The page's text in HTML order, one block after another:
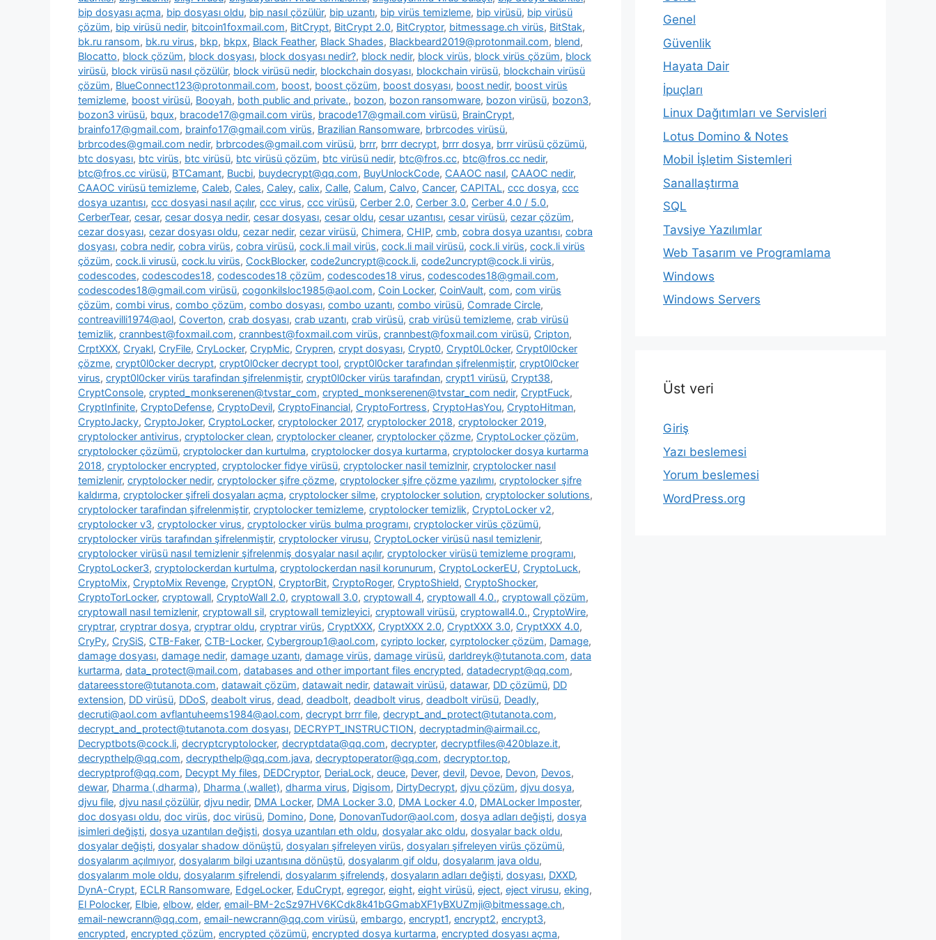
bip dosyası açma, bip dosyası oldu, bip nasıl çözülür, bip uzantı, bip virüs temizleme, bip virüsü, bip virüsü
çözüm, bip virüsü nedir, bitcoin1foxmail.com, BitCrypt, BitCrypt 2.0, BitCryptor, bitmessage.ch virüs, BitStak,
bk.ru ransom, bk.ru virus, bkp, bkpx, Black Feather, Black Shades, Blackbeard2019@protonmail.com, blend,
Blocatto, block çözüm, block dosyası, block dosyası nedir?, block nedir, block virüs, block virüs çözüm, block
virüsü, block virüsü nasıl çözülür, block virüsü nedir, blockchain dosyası, blockchain virüsü, blockchain virüsü
çözüm, BlueConnect123@protonmail.com, boost, boost çözüm, boost dosyası, boost nedir, boost virüs
temizleme, boost virüsü, Booyah, both public and private., bozon, bozon ransomware, bozon virüsü, bozon3,
bozon3 virüsü, bqux, bracode17@gmail.com virüs, bracode17@gmail.com virüsü, BrainCrypt,
brainfo17@gmail.com, brainfo17@gmail.com virüs, Brazilian Ransomware, brbrcodes virüsü,
brbrcodes@gmail.com nedir, brbrcodes@gmail.com virüsü, brrr, brrr decrypt, brrr dosya, brrr virüsü çözümü,
btc dosyası, btc virüs, btc virüsü, btc virüsü çözüm, btc virüsü nedir, btc@fros.cc, btc@fros.cc nedir,
btc@fros.cc virüsü, BTCamant, Bucbi, buydecrypt@qq.com, BuyUnlockCode, CAAOC nasıl, CAAOC nedir,
CAAOC virüsü temizleme, Caleb, Cales, Caley, calix, Calle, Calum, Calvo, Cancer, CAPITAL, ccc dosya, ccc
dosya uzantısı, ccc dosyasi nasıl açılır, ccc virus, ccc virüsü, Cerber 2.0, Cerber 3.0, Cerber 4.0 / 5.0,
CerberTear, cesar, cesar dosya nedir, cesar dosyası, cesar oldu, cesar uzantısı, cesar virüsü, cezar çözüm,
cezar dosyası, cezar dosyası oldu, cezar nedir, cezar virüsü, Chimera, CHIP, cmb, cobra dosya uzantısı, cobra
dosyası, cobra nedir, cobra virüs, cobra virüsü, cock.li mail virüs, cock.li mail virüsü, cock.li virüs, cock.li virüs
çözüm, cock.li virusü, cock.lu virüs, CockBlocker, code2uncrypt@cock.li, code2uncrypt@cock.li virüs,
codescodes, codescodes18, codescodes18 çözüm, codescodes18 virus, codescodes18@gmail.com,
codescodes18@gmail.com virüsü, cogonkilsloc1985@aol.com, Coin Locker, CoinVault, com, com virüs
çözüm, combi virus, combo çözüm, combo dosyası, combo uzantı, combo virüsü, Comrade Circle,
contreavilli1974@aol, Coverton, crab dosyası, crab uzantı, crab virüsü, crab virüsü temizleme, crab virüsü
temizlik, crannbest@foxmail.com, crannbest@foxmail.com virüs, crannbest@foxmail.com virüsü, Cripton,
CrptXXX, Cryakl, CryFile, CryLocker, CrypMic, Crypren, crypt dosyası, Crypt0, Crypt0L0cker, Crypt0l0cker
çözme, crypt0l0cker decrypt, crypt0l0cker decrypt tool, crypt0l0cker tarafından şifrelenmiştir, crypt0l0cker
virus, crypt0l0cker virüs tarafindan şifrelenmiştir, crypt0l0cker virüs tarafından, crypt1 virüsü, Crypt38,
CryptConsole, crypted_monkserenen@tvstar_com, crypted_monkserenen@tvstar_com nedir, CryptFuck,
CryptInfinite, CryptoDefense, CryptoDevil, CryptoFinancial, CryptoFortress, CryptoHasYou, CryptoHitman,
CryptoJacky, CryptoJoker, CryptoLocker, cryptolocker 2017, cryptolocker 2018, cryptolocker 2019,
cryptolocker antivirus, cryptolocker clean, cryptolocker cleaner, cryptolocker çözme, CryptoLocker çözüm,
cryptolocker çözümü, cryptolocker dan kurtulma, cryptolocker dosya kurtarma, cryptolocker dosya kurtarma
2018, cryptolocker encrypted, cryptolocker fidye virüsü, cryptolocker nasil temizlnir, cryptolocker nasıl
temizlenir, cryptolocker nedir, cryptolocker şifre çözme, cryptolocker şifre çözme yazılımı, cryptolocker şifre
kaldırma, cryptolocker şifreli dosyaları açma, cryptolocker silme, cryptolocker solution, cryptolocker solutions,
cryptolocker tarafindan şifrelenmiştir, cryptolocker temizleme, cryptolocker temizlik, CryptoLocker v2,
cryptolocker v3, cryptolocker virus, cryptolocker virüs bulma programı, cryptolocker virüs çözümü,
cryptolocker virüs tarafından şifrelenmiştir, cryptolocker virusu, CryptoLocker virüsü nasıl temizlenir,
cryptolocker virüsü nasıl temizlenir şifrelenmiş dosyalar nasıl açılır, cryptolocker virüsü temizleme programı,
CryptoLocker3, cryptolockerdan kurtulma, cryptolockerdan nasil korunurum, CryptoLockerEU, CryptoLuck,
CryptoMix, CryptoMix Revenge, CryptON, CryptorBit, CryptoRoger, CryptoShield, CryptoShocker,
CryptoTorLocker, cryptowall, CryptoWall 2.0, cryptowall 3.0, cryptowall 4, cryptowall 4.0., cryptowall çözüm,
cryptowall nasıl temizlenir, cryptowall sil, cryptowall temizleyici, cryptowall virüsü, cryptowall4.0., CryptoWire,
cryptrar, cryptrar dosya, cryptrar oldu, cryptrar virüs, CryptXXX, CryptXXX 2.0, CryptXXX 3.0, CryptXXX 4.0,
CryPy, CrySiS, CTB-Faker, CTB-Locker, Cybergroup1@aol.com, cyripto locker, cyrptolocker çözüm, Damage,
damage dosyası, damage nedir, damage uzantı, damage virüs, damage virüsü, darldreyk@tutanota.com, data
kurtarma, data_protect@mail.com, databases and other important files encrypted, datadecrypt@qq.com,
datareesstore@tutanota.com, datawait çözüm, datawait nedir, datawait virüsü, datawar, DD çözümü, DD
extension, DD virüsü, DDoS, deabolt virus, dead, deadbolt, deadbolt virus, deadbolt virüsü, Deadly,
decruti@aol.com avflantuheems1984@aol.com, decrypt brrr file, decrypt_and_protect@tutanota.com,
decrypt_and_protect@tutanota.com dosyası, DECRYPT_INSTRUCTION, decryptadmin@airmail.cc,
Decryptbots@cock.li, decryptcryptolocker, decryptdata@qq.com, decrypter, decryptfiles@420blaze.it,
decrypthelp@qq.com, decrypthelp@qq.com.java, decryptoperator@qq.com, decryptor.top,
decryptprof@qq.com, Decypt My files, DEDCryptor, DeriaLock, deuce, Dever, devil, Devoe, Devon, Devos,
dewar, Dharma (.dharma), Dharma (.wallet), dharma virus, Digisom, DirtyDecrypt, djvu çözüm, djvu dosya,
djvu file, djvu nasıl çözülür, djvu nedir, DMA Locker, DMA Locker 3.0, DMA Locker 4.0, DMALocker Imposter,
doc dosyası oldu, doc virüs, doc virüsü, Domino, Done, DonovanTudor@aol.com, dosya adları değişti, dosya
isimleri değişti, dosya uzantıları değişti, dosya uzantıları eth oldu, dosyalar akc oldu, dosyalar back oldu,
dosyalar değişti, dosyalar shadow dönüştü, dosyaları şifreleyen virüs, dosyaları şifreleyen virüs çözümü,
dosyalarım açılmıyor, dosyalarım bilgi uzantısına dönüştü, dosyalarım gif oldu, dosyalarım java oldu,
dosyalarım mole oldu, dosyalarım şifrelendi, dosyalarım şifrelendş, dosyaların adları değişti, dosyası, DXXD,
DynA-Crypt, ECLR Ransomware, EdgeLocker, EduCrypt, egregor, eight, eight virüsü, eject, eject virusu, eking,
El Polocker, Elbie, elbow, elder, email-BM-2cSz97HV6KCdk8k41bGGmabXF1yBXUZmji@bitmessage.ch,
email-newcrann@qq.com, email-newcrann@qq.com virüsü, embargo, encrypt1, encrypt2, encrypt3,
encrypted, encrypted çözüm, encrypted çözümü, encrypted dosya kurtarma, encrypted dosyası açma,
Genel
Güvenlik
Hayata Dair
İpuçları
Linux Dağıtımları ve Servisleri
Lotus Domino & Notes
Mobil İşletim Sistemleri
Sanallaştırma
SQL
Tavsiye Yazılımlar
Web Tasarım ve Programlama
Windows
Windows Servers
Üst veri
Giriş
Yazı beslemesi
Yorum beslemesi
WordPress.org